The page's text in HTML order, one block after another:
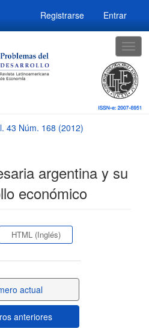
Registrarse Entrar
43 Núm. 168 (2012)
argentina y su
económico
HTML (Inglés)
actual
anteriores